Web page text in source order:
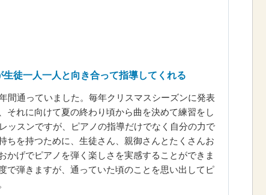
徒一人一人と向き合って指導してくれる
間通っていました。毎年クリスマスシーズンに発表
それに向けて夏の終わり頃から曲を決めて練習をし
ッスンですが、ピアノの指導だけでなく自分の力で
ちを持つために、生徒さん、親御さんとたくさんお
かげでピアノを弾く楽しさを実感することができま
で弾きますが、通っていた頃のことを思い出してピ